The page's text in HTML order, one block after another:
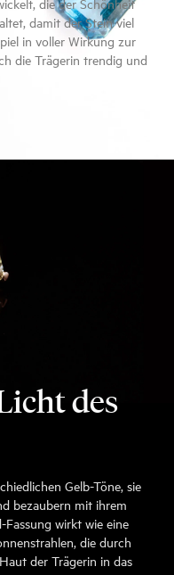
die der Schönheit
damit der Stein viel
in voller Wirkung zur
die Trägerin trendig und
des
Gelb-Töne, sie
bezaubern mit ihrem
Fassung wirkt wie eine
die durch
der Trägerin in das